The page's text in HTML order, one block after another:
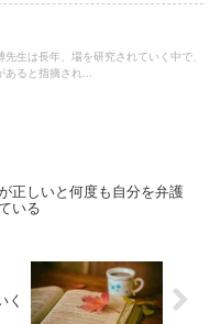
生は長年、場を研究されていく中で、
ると指摘され...
正しいと何度も自分を弁護
いる
く